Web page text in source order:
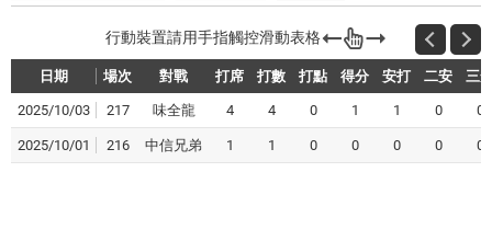
日期 場次 對戰 打席 打數 打點 得分 安打 二安 三
2025/10/03 217 味全龍 4 4 0 1 1 0 0
2025/10/01 216 中信兄弟 1 1 0 0 0 0 0